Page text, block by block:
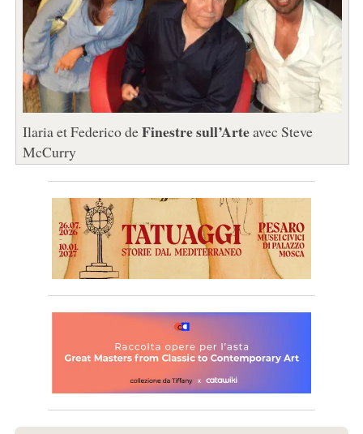
Ilaria et Federico deFinestre sull’Arteavec Steve
McCurry